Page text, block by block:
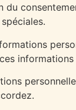
du